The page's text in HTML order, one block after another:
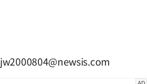
jw2000804@newsis.com